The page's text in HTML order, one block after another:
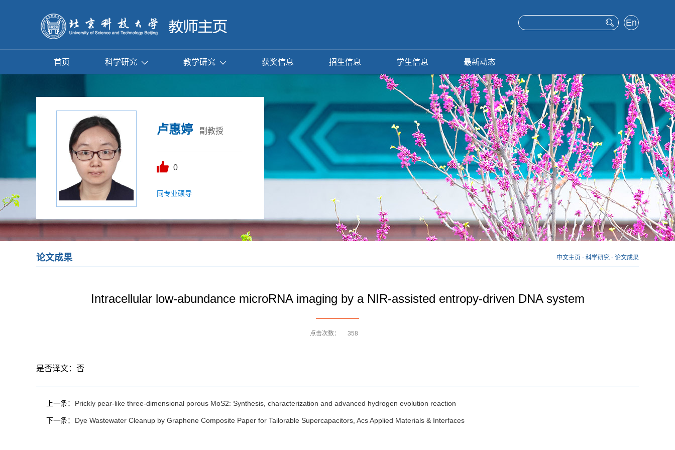
En
h
首页 科学研究 教学研究 获奖信息 招生信息 学生信息 最新动态
卢惠婷 副教授
0
同专业硕导
论文成果 中文主页 - 科学研究 - 论文成果
Intracellular low-abundance microRNA imaging by a NIR-assisted entropy-driven DNA system
点击次数： 358
是否译文： 否
上一条： Prickly pear-like three-dimensional porous MoS2: Synthesis, characterization and advanced hydrogen evolution reaction
下一条： Dye Wastewater Cleanup by Graphene Composite Paper for Tailorable Supercapacitors, Acs Applied Materials & Interfaces